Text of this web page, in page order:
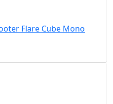
Flare Cube Mono